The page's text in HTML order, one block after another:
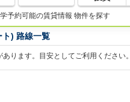
予約可能の賃貸情報 物件を探す
ト) 路線一覧
ります。目安としてご利用ください。